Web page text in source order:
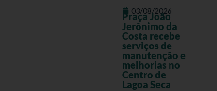
03/08/2026
Praça João
Jerônimo da
Costa recebe
serviços de
manutenção e
melhorias no
Centro de
Lagoa Seca